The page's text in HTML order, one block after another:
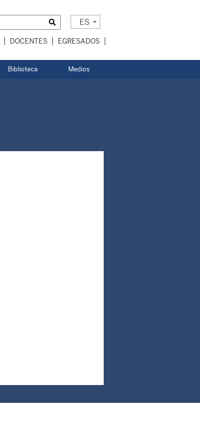
ES
DOCENTES EGRESADOS
Biblioteca Medios